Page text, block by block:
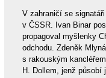
V zahraničí se
v ČSSR. Ivan Binar
propagoval myšlenky
odchodu. Zdeněk
s rakouským
H. Dollem, jenž působí